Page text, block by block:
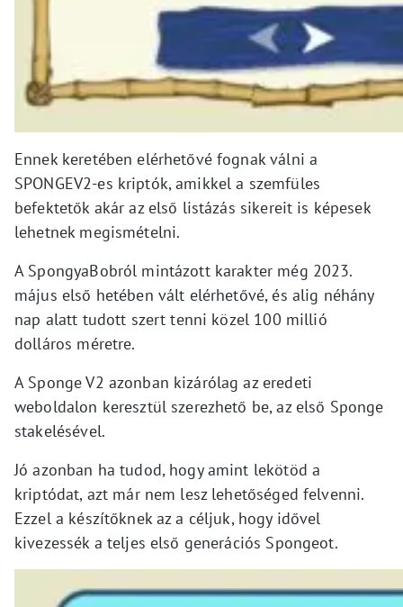
Ennek keretében elérhetővé fognak válni a
SPONGEV2-es kriptók, amikkel a szemfüles
befektetők akár az első listázás sikereit is képesek
lehetnek megismételni.
A SpongyaBobról mintázott karakter még 2023.
május első hetében vált elérhetővé, és alig néhány
nap alatt tudott szert tenni közel 100 millió
dolláros méretre.
A Sponge V2 azonban kizárólag az eredeti
weboldalon keresztül szerezhető be, az első Sponge
stakelésével.
Jó azonban ha tudod, hogy amint lekötöd a
kriptódat, azt már nem lesz lehetőséged felvenni.
Ezzel a készítőknek az a céljuk, hogy idővel
kivezessék a teljes első generációs Spongeot.